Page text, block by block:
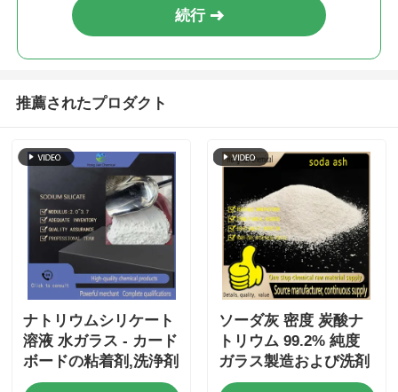
続行
推薦されたプロダクト
ナトリウムシリケート
溶液 水ガラス - カード
ボードの粘着剤,洗浄剤
製造剤,鋳造砂結合剤
ソーダ灰 密度 炭酸ナ
トリウム 99.2% 純度
ガラス製造および洗剤
産業用